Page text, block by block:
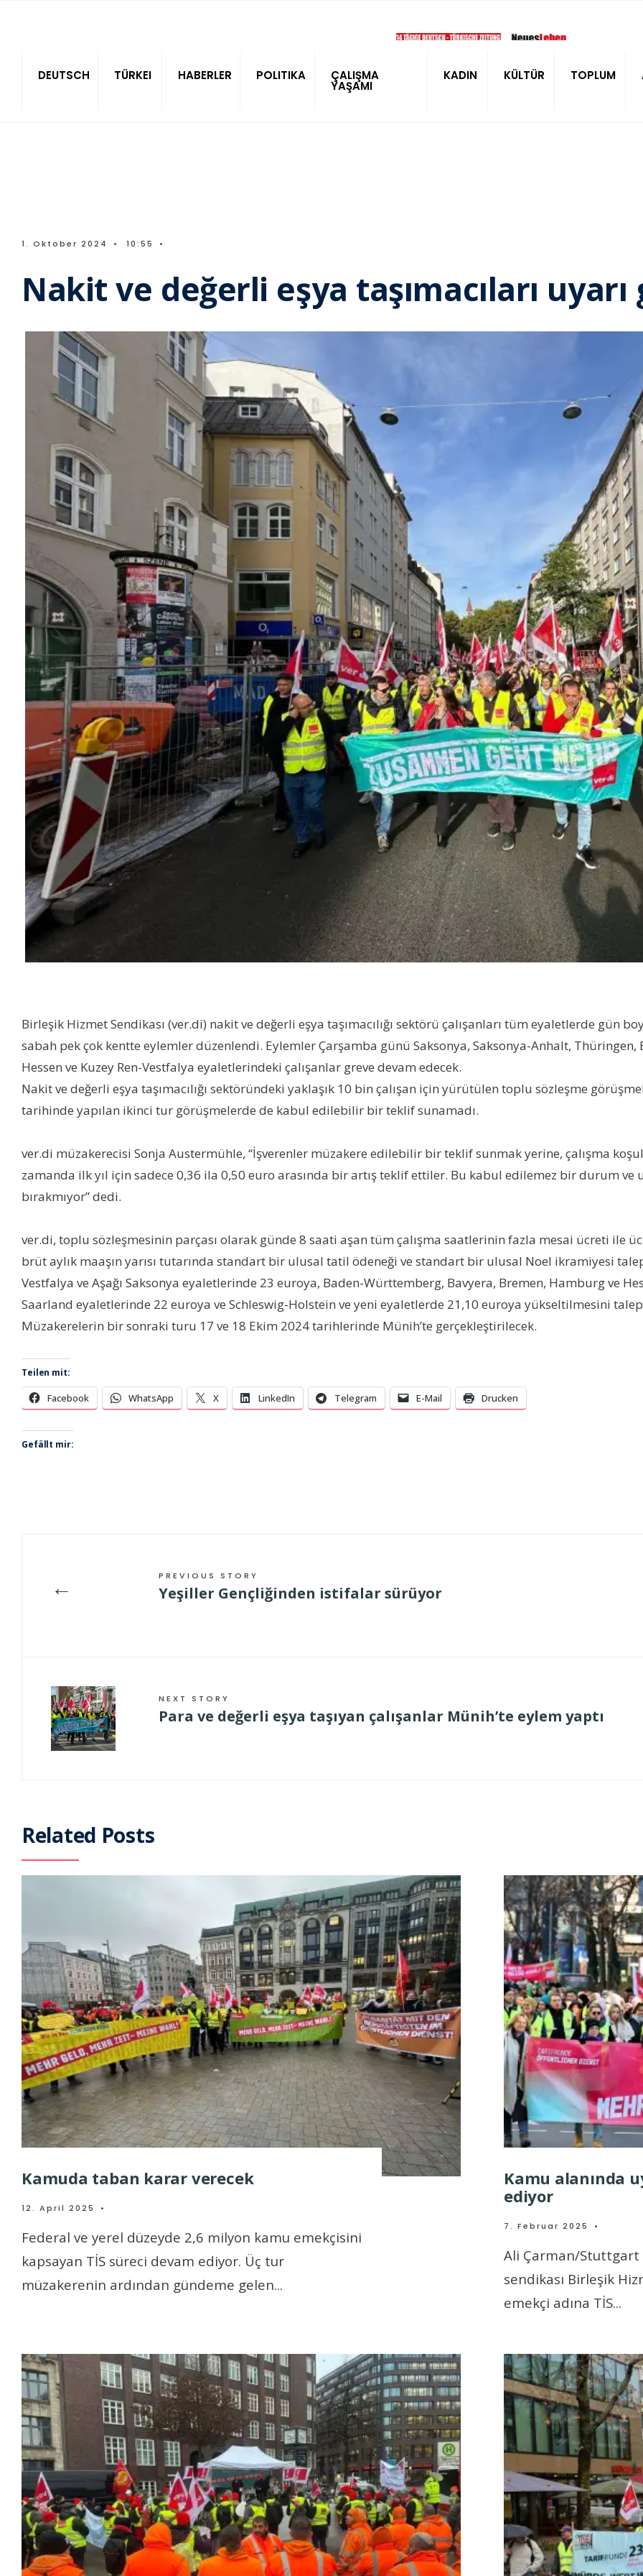
DEUTSCH TÜRKEI HABERLER POLITIKA ÇALIŞMA
YAŞAMI
KADIN KÜLTÜR TOPLUM
1. Oktober 2024 • 10:55 •
Nakit ve değerli eşya taşımacıları
Birleşik Hizmet Sendikası (ver.di) nakit ve değerli eşya taşımacılığı sektörü çalışanları tüm eyaletlerde gün
sabah pek çok kentte eylemler düzenlendi. Eylemler Çarşamba günü Saksonya, Saksonya-Anhalt, Thüringen,
Hessen ve Kuzey Ren-Vestfalya eyaletlerindeki çalışanlar greve devam edecek.
Nakit ve değerli eşya taşımacılığı sektöründeki yaklaşık 10 bin çalışan için yürütülen toplu sözleşme
tarihinde yapılan ikinci tur görüşmelerde de kabul edilebilir bir teklif sunamadı.
ver.di müzakerecisi Sonja Austermühle, “İşverenler müzakere edilebilir bir teklif sunmak yerine, çalışma
zamanda ilk yıl için sadece 0,36 ila 0,50 euro arasında bir artış teklif ettiler. Bu kabul edilemez bir durum ve
bırakmıyor” dedi.
ver.di, toplu sözleşmesinin parçası olarak günde 8 saati aşan tüm çalışma saatlerinin fazla mesai ücreti ile
brüt aylık maaşın yarısı tutarında standart bir ulusal tatil ödeneği ve standart bir ulusal Noel ikramiyesi
Vestfalya ve Aşağı Saksonya eyaletlerinde 23 euroya, Baden-Württemberg, Bavyera, Bremen, Hamburg ve
Saarland eyaletlerinde 22 euroya ve Schleswig-Holstein ve yeni eyaletlerde 21,10 euroya yükseltilmesini
Müzakerelerin bir sonraki turu 17 ve 18 Ekim 2024 tarihlerinde Münih’te gerçekleştirilecek.
Teilen mit:
Facebook WhatsApp X LinkedIn Telegram E-Mail Drucken
Gefällt mir:
← PREVIOUS STORY
Yeşiller Gençliğinden istifalar sürüyor
NEXT STORY
Para ve değerli eşya taşıyan çalışanlar Münih’te eylem yaptı
Related Posts
Kamuda taban karar verecek
12. April 2025 •
Federal ve yerel düzeyde 2,6 milyon kamu emekçisini
kapsayan TİS süreci devam ediyor. Üç tur
müzakerenin ardından gündeme gelen...
Kamu alanında
ediyor
7. Februar 2025 •
Ali Çarman/Stuttgart
sendikası Birleşik
emekçi adına TİS...